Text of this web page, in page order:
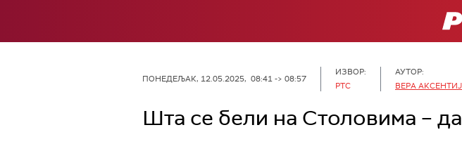
РТС
ПОНЕДЕЉАК, 12.05.2025, 08:41 -> 08:57
ИЗВОР:
РТС
АУТОР:
ВЕРА
Шта се бели на Столовима –